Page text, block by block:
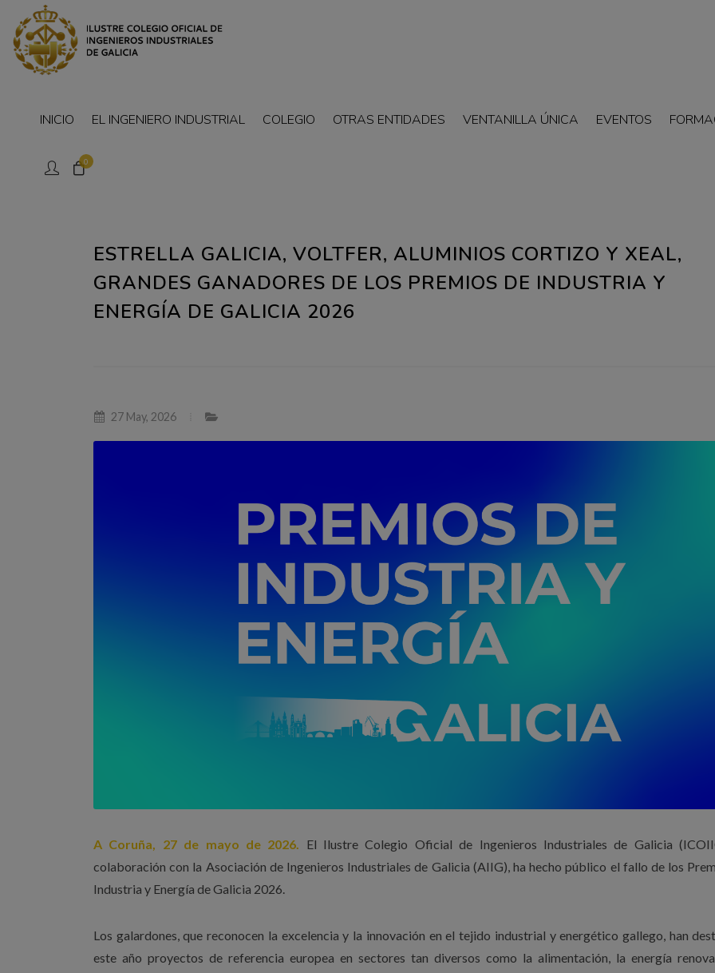
0
INICIO EL INGENIERO INDUSTRIAL COLEGIO OTRAS ENTIDADES VENTANILLA ÚNICA EVENTOS
ESTRELLA GALICIA, VOLTFER, ALUMINIOS CORTIZO Y XEAL,
GRANDES GANADORES DE LOS PREMIOS DE INDUSTRIA Y
ENERGÍA DE GALICIA 2026
27 May, 2026
A Coruña, 27 de mayo de 2026.
El Ilustre Colegio Oficial de Ingenieros Industriales de Galicia
colaboración con la Asociación de Ingenieros Industriales de Galicia (AIIG), ha hecho público el fallo de los
Industria y Energía de Galicia 2026.
Los galardones, que reconocen la excelencia y la innovación en el tejido industrial y energético gallego, han
este año proyectos de referencia europea en sectores tan diversos como la alimentación, la energía